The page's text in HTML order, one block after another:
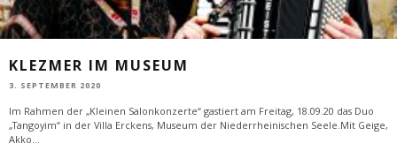
KLEZMER IM MUSEUM
3. SEPTEMBER 2020
Im Rahmen der „Kleinen Salonkonzerte“ gastiert am Freitag, 18.09.20 das Duo
„Tangoyim“ in der Villa Erckens, Museum der Niederrheinischen Seele.Mit Geige,
Akko...